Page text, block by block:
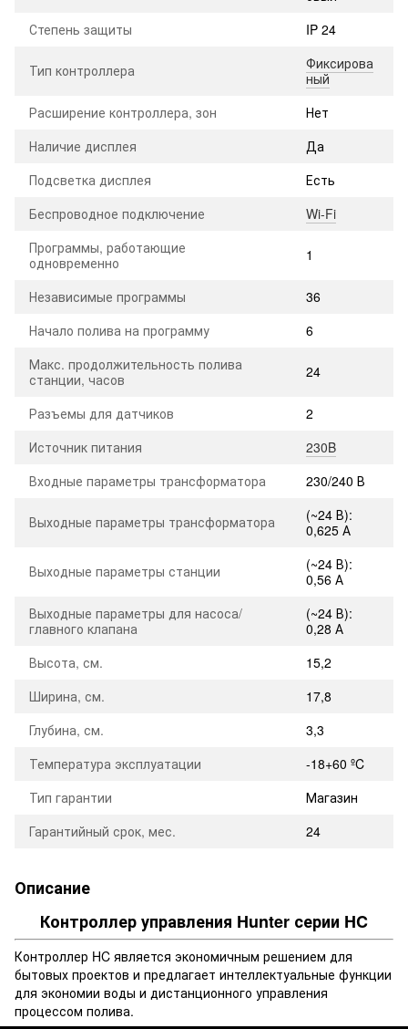
Степень защиты
IP 24
Тип контроллера
Фиксирова
ный
Расширение контроллера, зон
Нет
Наличие дисплея
Да
Подсветка дисплея
Есть
Беспроводное подключение
Wi-Fi
Программы, работающие
одновременно
1
Независимые программы
36
Начало полива на программу
6
Макс. продолжительность полива
станции, часов
24
Разъемы для датчиков
2
Источник питания
230B
Входные параметры трансформатора
230/240 В
Выходные параметры трансформатора
(~24 В):
0,625 А
Выходные параметры станции
(~24 В):
0,56 А
Выходные параметры для насоса/
главного клапана
(~24 В):
0,28 А
Высота, см.
15,2
Ширина, см.
17,8
Глубина, см.
3,3
Температура эксплуатации
-18+60 ºC
Тип гарантии
Магазин
Гарантийный срок, мес.
24
Описание
Контроллер управления Hunter серии HC
Контроллер HC является экономичным решением для
бытовых проектов и предлагает интеллектуальные функции
для экономии воды и дистанционного управления
процессом полива.